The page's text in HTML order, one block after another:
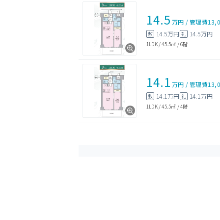
14.5 万円 /管理費
敷 14.5万円 礼 14.5万円
1LDK/45.5㎡ /6階
14.1 万円 /管理費
敷 14.1万円 礼 14.1万円
1LDK/45.5㎡ /4階